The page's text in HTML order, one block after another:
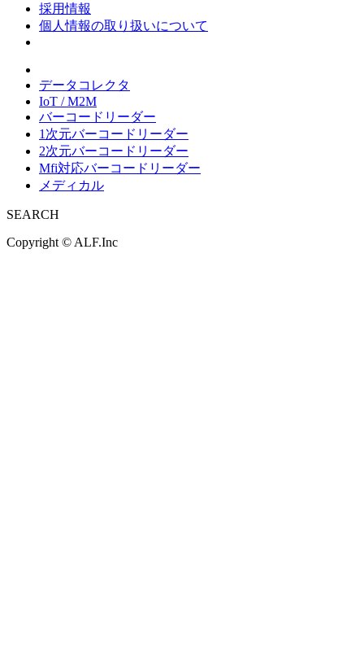
採用情報
個人情報の取り扱いについて
データコレクタ
IoT / M2M
バーコードリーダー
1次元バーコードリーダー
2次元バーコードリーダー
Mfi対応バーコードリーダー
メディカル
SEARCH
Copyright © ALF.Inc